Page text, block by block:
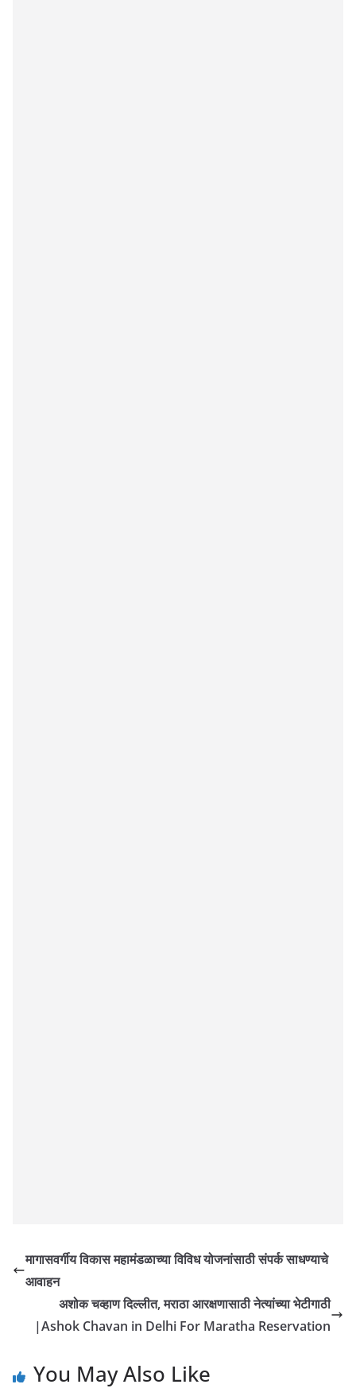
मागासवर्गीय विकास महामंडळाच्या विविध योजनांसाठी संपर्क साधण्याचे
आवाहन
अशोक चव्हाण दिल्लीत, मराठा आरक्षणासाठी नेत्यांच्या भेटीगाठी
|Ashok Chavan in Delhi For Maratha Reservation
You May Also Like